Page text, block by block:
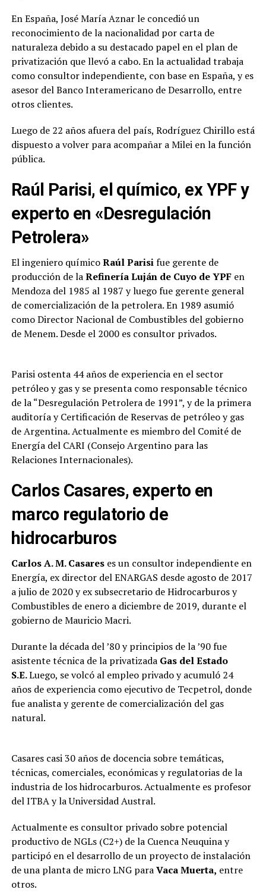
En España, José María Aznar le concedió un
reconocimiento de la nacionalidad por carta de
naturaleza debido a su destacado papel en el plan de
privatización que llevó a cabo. En la actualidad trabaja
como consultor independiente, con base en España, y es
asesor del Banco Interamericano de Desarrollo, entre
otros clientes.
Luego de 22 años afuera del país, Rodríguez Chirillo está
dispuesto a volver para acompañar a Milei en la función
pública.
Raúl Parisi, el químico, ex YPF y
experto en «Desregulación
Petrolera»
El ingeniero químicoRaúl Parisifue gerente de
producción de laRefinería Luján de Cuyo de YPFen
Mendoza del 1985 al 1987 y luego fue gerente general
de comercialización de la petrolera. En 1989 asumió
como Director Nacional de Combustibles del gobierno
de Menem. Desde el 2000 es consultor privados.
Parisi ostenta 44 años de experiencia en el sector
petróleo y gas y se presenta como responsable técnico
de la “Desregulación Petrolera de 1991”, y de la primera
auditoría y Certificación de Reservas de petróleo y gas
de Argentina. Actualmente es miembro del Comité de
Energía del CARI (Consejo Argentino para las
Relaciones Internacionales).
Carlos Casares, experto en
marco regulatorio de
hidrocarburos
Carlos A. M. Casareses un consultor independiente en
Energía, ex director del ENARGAS desde agosto de 2017
a julio de 2020 y ex subsecretario de Hidrocarburos y
Combustibles de enero a diciembre de 2019, durante el
gobierno de Mauricio Macri.
Durante la década del ’80 y principios de la ’90 fue
asistente técnica de la privatizada Gas del Estado
S.E.Luego, se volcó al empleo privado y acumuló 24
años de experiencia como ejecutivo de Tecpetrol, donde
fue analista y gerente de comercialización del gas
natural.
Casares casi 30 años de docencia sobre temáticas,
técnicas, comerciales, económicas y regulatorias de la
industria de los hidrocarburos. Actualmente es profesor
del ITBA y la Universidad Austral.
Actualmente es consultor privado sobre potencial
productivo de NGLs (C2+) de la Cuenca Neuquina y
participó en el desarrollo de un proyecto de instalación
de una planta de micro LNG paraVaca Muerta, entre
otros.